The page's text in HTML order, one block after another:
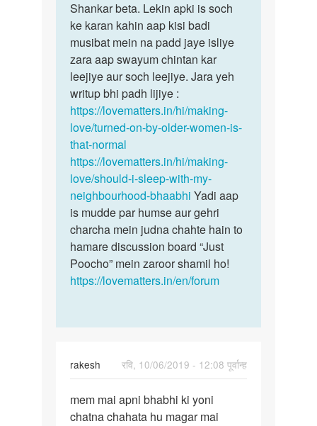
mera
land
7
inch
ka
he
meri…
by
shankar
bahut
se
log
sochtey…
Shankar beta. Lekin apki is soch
ke karan kahin aap kisi badi
musibat mein na padd jaye isliye
zara aap swayum chintan kar
leejiye aur soch leejiye. Jara yeh
writup bhi padh lijiye :
https://lovematters.in/hi/making-
love/turned-on-by-older-women-is-
that-normal
https://lovematters.in/hi/making-
love/should-i-sleep-with-my-
neighbourhood-bhaabhi Yadi aap
is mudde par humse aur gehri
charcha mein judna chahte hain to
hamare discussion board “Just
Poocho” mein zaroor shamil ho!
https://lovematters.in/en/forum
rakesh
रवि, 10/06/2019 - 12:08 पूर्वान्ह
mem
mai
mem mai apni bhabhi ki yoni
chatna chahata hu magar mai